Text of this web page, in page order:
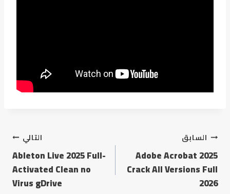
السابق
Adobe Acrobat 2025
Crack All Versions Full
2026
التالي
Ableton Live 2025 Full-
Activated Clean no
Virus gDrive